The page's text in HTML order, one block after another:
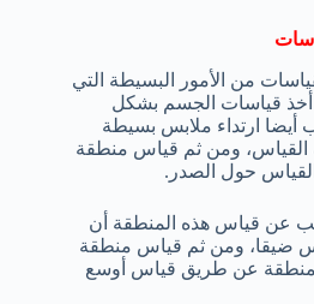
من الأمور البسيطة التي
أخذ قياسات الجسم بشكل
أيضا ارتداء ملابس بسيطة
القياس، ومن ثم قياس منطقة
حول الصدر.
عن قياس هذه المنطقة أن
ضيقا، ومن ثم قياس منطقة
عن طريق قياس أوسع